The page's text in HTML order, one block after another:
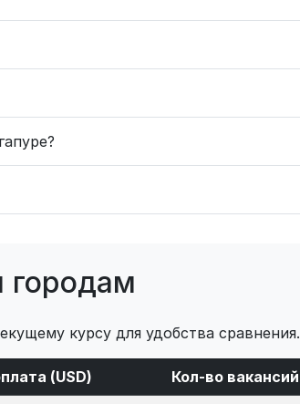
городам
курсу для удобства сравнения.
(USD) Кол-во вакансий